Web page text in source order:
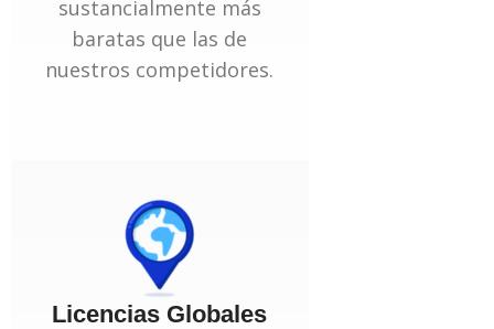
sustancialmente más
baratas que las de
nuestros competidores.
Licencias Globales